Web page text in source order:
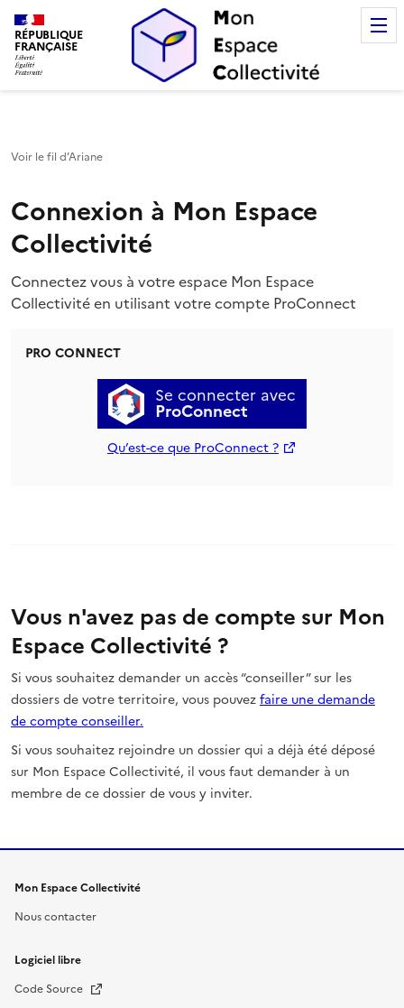
Mon Espace Collectivité
RÉPUBLIQUE
FRANÇAISE
Voir le fil d’Ariane
Connexion à Mon Espace
Collectivité
Connectez vous à votre espace Mon Espace
Collectivité en utilisant votre compte ProConnect
PRO CONNECT
Se connecter avec
ProConnect
Qu’est-ce que ProConnect ?
Vous n'avez pas de compte sur Mon
Espace Collectivité ?
Si vous souhaitez demander un accès “conseiller” sur les
dossiers de votre territoire, vous pouvezfaire une demande
de compte conseiller.
Si vous souhaitez rejoindre un dossier qui a déjà été déposé
sur Mon Espace Collectivité, il vous faut demander à un
membre de ce dossier de vous y inviter.
Mon Espace Collectivité
Nous contacter
Logiciel libre
Code Source Nouvelle fenêtre